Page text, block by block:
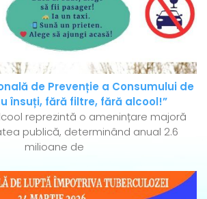
de Prevenție a Consumului de
însuți, fără filtre, fără alcool!”
reprezintă o amenințare majoră
publică, determinând anual 2.6
milioane de